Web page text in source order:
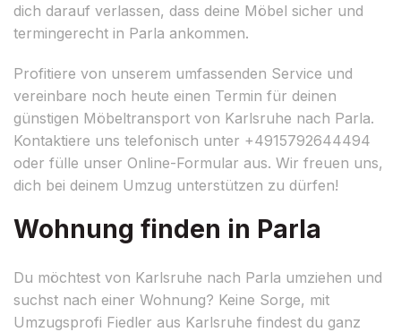
dich darauf verlassen, dass deine Möbel sicher und
termingerecht in Parla ankommen.
Profitiere von unserem umfassenden Service und
vereinbare noch heute einen Termin für deinen
günstigen Möbeltransport von Karlsruhe nach Parla.
Kontaktiere uns telefonisch unter +4915792644494
oder fülle unser Online-Formular aus. Wir freuen uns,
dich bei deinem Umzug unterstützen zu dürfen!
Wohnung finden in Parla
Du möchtest von Karlsruhe nach Parla umziehen und
suchst nach einer Wohnung? Keine Sorge, mit
Umzugsprofi Fiedler aus Karlsruhe findest du ganz